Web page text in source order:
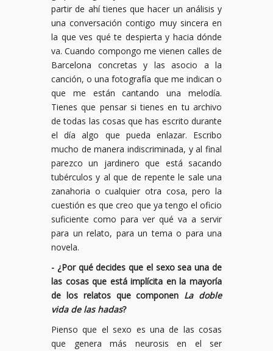
partir de ahí tienes que hacer un análisis y
una conversación contigo muy sincera en
la que ves qué te despierta y hacia dónde
va. Cuando compongo me vienen calles de
Barcelona concretas y las asocio a la
canción, o una fotografía que me indican o
que me están cantando una melodía.
Tienes que pensar si tienes en tu archivo
de todas las cosas que has escrito durante
el día algo que pueda enlazar. Escribo
mucho de manera indiscriminada, y al final
parezco un jardinero que está sacando
tubérculos y al que de repente le sale una
zanahoria o cualquier otra cosa, pero la
cuestión es que creo que ya tengo el oficio
suficiente como para ver qué va a servir
para un relato, para un tema o para una
novela.
- ¿Por qué decides que el sexo sea una de
las cosas que está implícita en la mayoría
de los relatos que componen La doble
vida de las hadas?
Pienso que el sexo es una de las cosas
que genera más neurosis en el ser